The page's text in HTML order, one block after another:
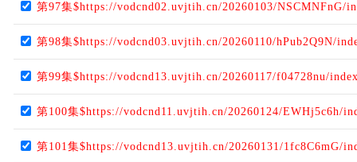
第97集$https://vodcnd02.uvjtih.cn/20260103/NSCMNFnG/
第98集$https://vodcnd03.uvjtih.cn/20260110/hPub2Q9N/
第99集$https://vodcnd13.uvjtih.cn/20260117/f04728nu/
第100集$https://vodcnd11.uvjtih.cn/20260124/EWHj5c6h/
第101集$https://vodcnd13.uvjtih.cn/20260131/1fc8C6mG/